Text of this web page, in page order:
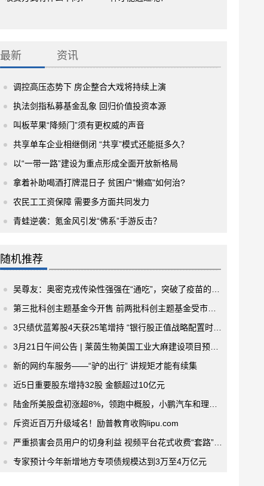
最新 资讯
调控高压态势下 房企整合大戏将持续上演
执法剑指私募基金乱象 回归价值投资本源
叫板苹果“降频门”须有更权威的声音
共享单车企业相继倒闭 “共享”模式还能挺多久？
以“一带一路”建设为重点形成全面开放新格局
拿着补助喝酒打牌混日子 贫困户"懒癌"如何治?
农民工工资保障 需要多方面共同发力
青蛙逆袭：氪金风引发“佛系”手游反击？
随机推荐
吴尊友：奥密克戎传染性强强在“通吃”，突破了疫苗的保护作用
第三批科创主题基金今开售 前两批科创主题基金受市场热捧
3只绩优蓝筹股4天获25笔增持 “银行股正值战略配置时”成为机构共识
3月21日午间公告 | 莱茵生物美国工业大麻建设项目预计6月30日前正式量产
新的网约车服务——“驴的出行” 讲规矩才能有续集
近5日重要股东增持32股 金额超过10亿元
陆金所美股盘初涨超8%，领跑中概股，小鹏汽车和理想汽车则跌超4%
斥资近百万升级域名！励普教育收购lipu.com
严重损害会员用户的切身利益 视频平台花式收费“套路”该停了
专家预计今年新增地方专项债规模达到3万至4万亿元